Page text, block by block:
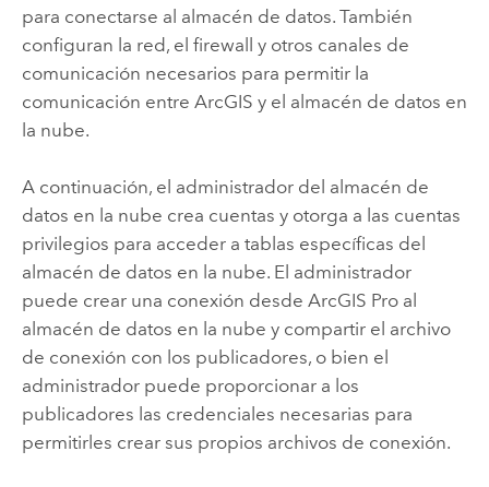
para conectarse al almacén de datos. También
configuran la red, el firewall y otros canales de
comunicación necesarios para permitir la
comunicación entre ArcGIS y el almacén de datos en
la nube.
A continuación, el administrador del almacén de
datos en la nube crea cuentas y otorga a las cuentas
privilegios para acceder a tablas específicas del
almacén de datos en la nube. El administrador
puede crear una conexión desde ArcGIS Proal
almacén de datos en la nube y compartir el archivo
de conexión con los publicadores, o bien el
administrador puede proporcionar a los
publicadores las credenciales necesarias para
permitirles crear sus propios archivos de conexión.